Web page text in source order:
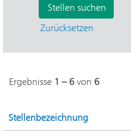
Zurücksetzen
Ergebnisse 1 – 6 von 6
Stellenbezeichnung